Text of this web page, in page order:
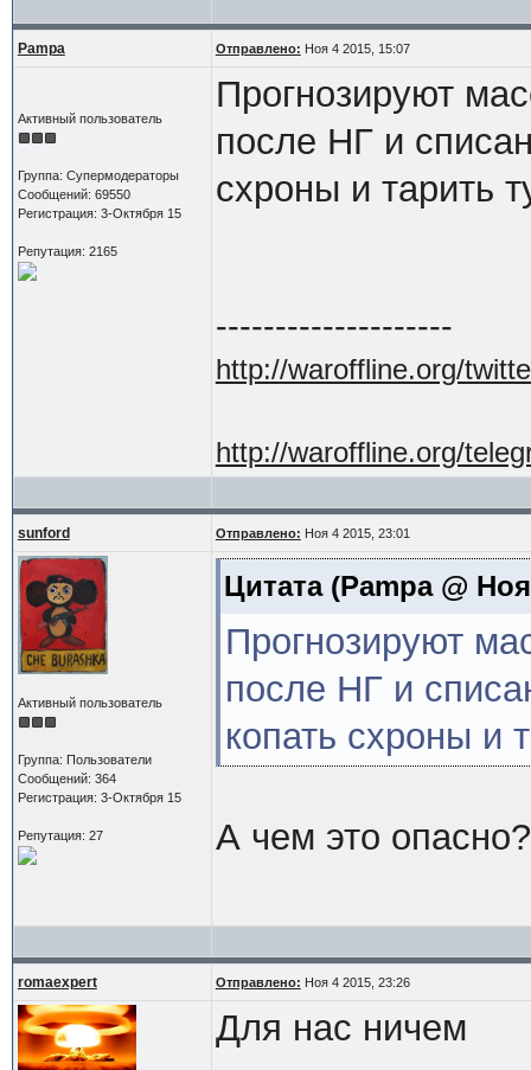
Pampa Отправлено: Ноя 4 2015, 15:07
Активный пользователь
Группа: Супермодераторы
Сообщений: 69550
Регистрация: 3-Октября 15
Репутация: 2165
Прогнозируют
после НГ и
схроны и тарить
--------------------
http://waroffline.org/
http://waroffline.org/
sunford Отправлено: Ноя 4 2015, 23:01
Активный пользователь
Группа: Пользователи
Сообщений: 364
Регистрация: 3-Октября 15
Репутация: 27
Цитата(Pampa @
Прогнозируют
после НГ и
копать схроны и
А чем это опасно?
romaexpert Отправлено: Ноя 4 2015, 23:26
Для нас ничем